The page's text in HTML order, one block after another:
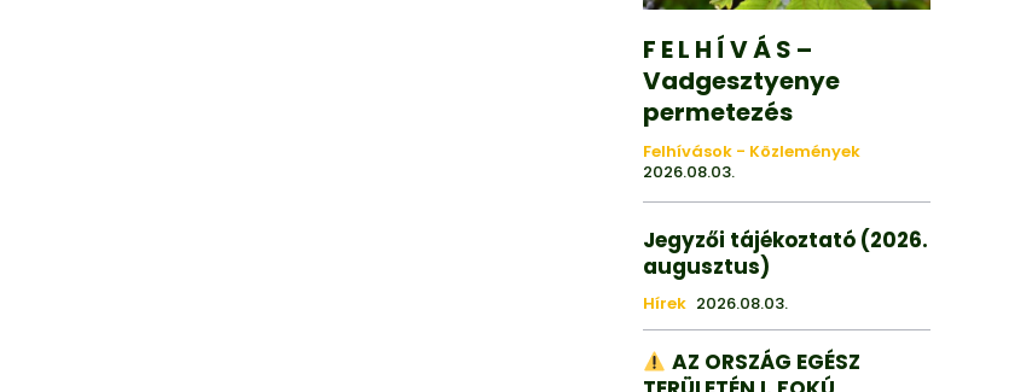
F E L H Í V Á S –
Vadgesztyenye
permetezés
Felhívások - Közlemények
2026.08.03.
Jegyzői tájékoztató (2026.
augusztus)
Hírek 2026.08.03.
AZ ORSZÁG EGÉSZ